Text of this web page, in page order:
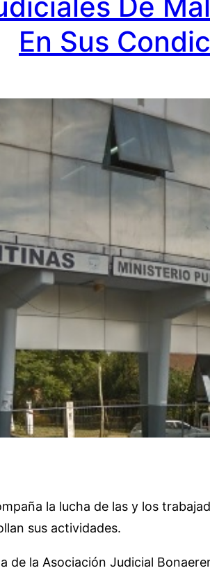
En Sus
la lucha de las y los
sus actividades.
de la Asociación Judicial